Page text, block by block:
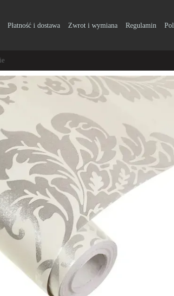
Płatność i dostawa Zwrot i wymiana Regulamin